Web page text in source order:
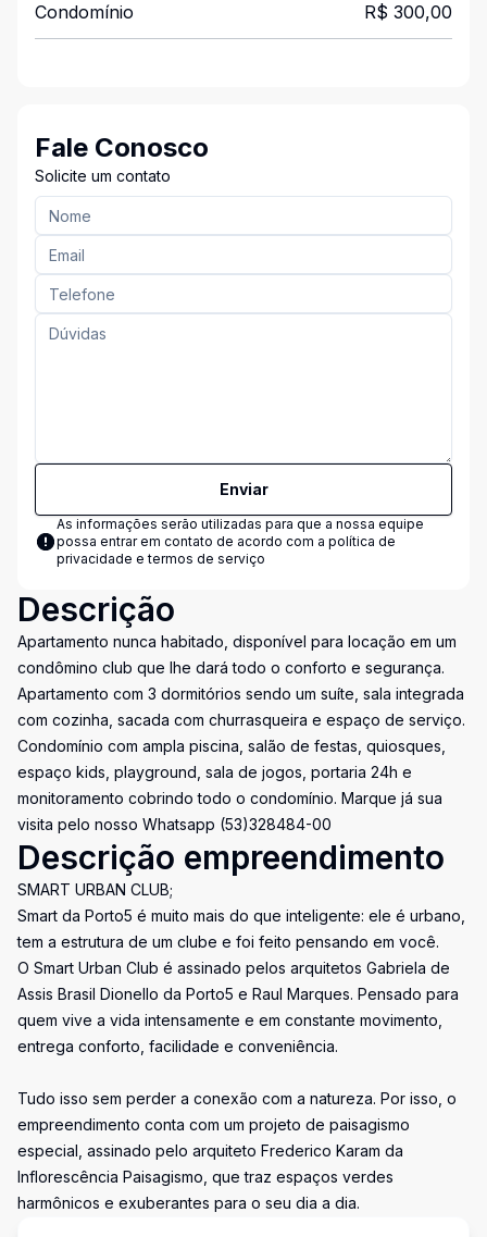
Condomínio R$ 300,00
Fale Conosco
Solicite um contato
Enviar
As informações serão utilizadas para que a nossa equipe
possa entrar em contato de acordo com a política de
privacidade e termos de serviço
Descrição
Apartamento nunca habitado, disponível para locação em um
condômino club que lhe dará todo o conforto e segurança.
Apartamento com 3 dormitórios sendo um suíte, sala integrada
com cozinha, sacada com churrasqueira e espaço de serviço.
Condomínio com ampla piscina, salão de festas, quiosques,
espaço kids, playground, sala de jogos, portaria 24h e
monitoramento cobrindo todo o condomínio. Marque já sua
visita pelo nosso Whatsapp (53)328484-00
Descrição empreendimento
SMART URBAN CLUB;
Smart da Porto5 é muito mais do que inteligente: ele é urbano,
tem a estrutura de um clube e foi feito pensando em você.
O Smart Urban Club é assinado pelos arquitetos Gabriela de
Assis Brasil Dionello da Porto5 e Raul Marques. Pensado para
quem vive a vida intensamente e em constante movimento,
entrega conforto, facilidade e conveniência.
Tudo isso sem perder a conexão com a natureza. Por isso, o
empreendimento conta com um projeto de paisagismo
especial, assinado pelo arquiteto Frederico Karam da
Inflorescência Paisagismo, que traz espaços verdes
harmônicos e exuberantes para o seu dia a dia.